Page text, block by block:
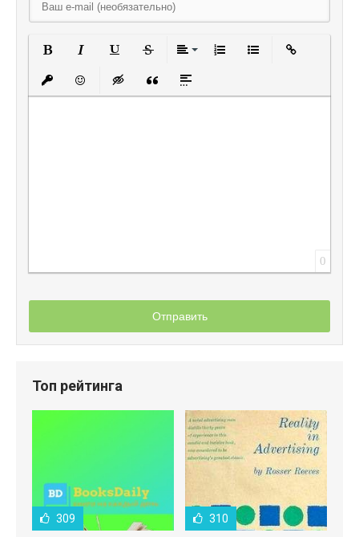
Вставить защищенную ссылку
Вставить смайлик
Вставка скрытого текста
Вставка цитаты
Вставка спойлера
0
Отправить
Топ рейтинга
309 310